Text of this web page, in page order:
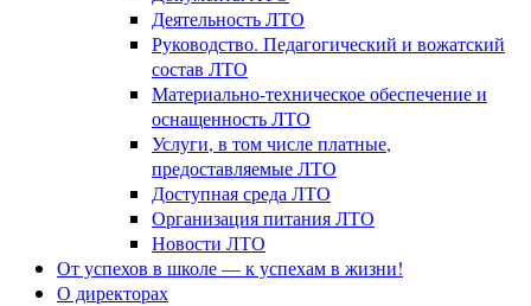
Деятельность ЛТО
Руководство. Педагогический и вожатский
состав ЛТО
Материально-техническое обеспечение и
оснащенность ЛТО
Услуги, в том числе платные,
предоставляемые ЛТО
Доступная среда ЛТО
Организация питания ЛТО
Новости ЛТО
От успехов в школе — к успехам в жизни!
О директорах